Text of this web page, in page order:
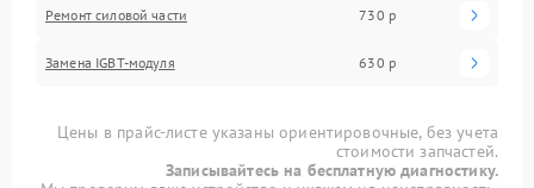
Ремонт силовой части 730 р
Замена IGBT-модуля 630 р
Цены в прайс-листе указаны ориентировочные, без учета
стоимости запчастей.
Записывайтесь на бесплатную диагностику.